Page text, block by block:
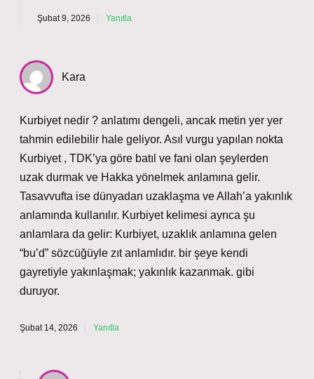
Şubat 9, 2026 Yanıtla
Kara
Kurbiyet nedir ? anlatımı dengeli, ancak metin yer yer
tahmin edilebilir hale geliyor. Asıl vurgu yapılan nokta
Kurbiyet , TDK’ya göre batıl ve fani olan şeylerden
uzak durmak ve Hakka yönelmek anlamına gelir.
Tasavvufta ise dünyadan uzaklaşma ve Allah’a yakınlık
anlamında kullanılır. Kurbiyet kelimesi ayrıca şu
anlamlara da gelir: Kurbiyet, uzaklık anlamına gelen
“bu’d” sözcüğüyle zıt anlamlıdır. bir şeye kendi
gayretiyle yakınlaşmak; yakınlık kazanmak. gibi
duruyor.
Şubat 14, 2026 Yanıtla